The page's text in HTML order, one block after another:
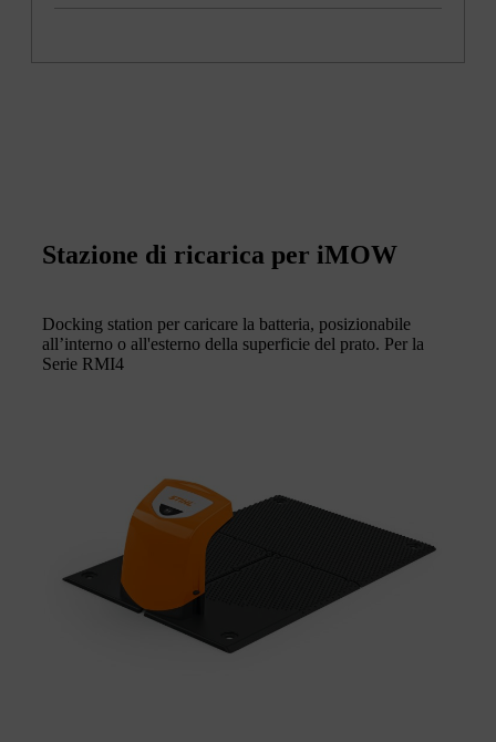
Stazione di ricarica per iMOW
Docking station per caricare la batteria, posizionabile
all’interno o all'esterno della superficie del prato. Per la
Serie RMI4